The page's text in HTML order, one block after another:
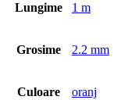
Lungime 1 m
Grosime 2.2 mm
Culoare oranj